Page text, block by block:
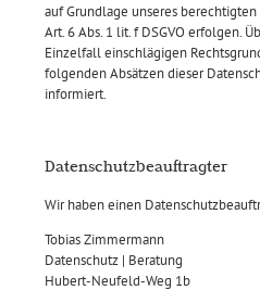
auf Grundlage unseres berechtigten
Art. 6 Abs. 1 lit. f DSGVO erfolgen.
Einzelfall einschlägigen
folgenden Absätzen dieser
informiert.
Datenschutz­beauftragter
Wir haben einen
Tobias Zimmermann
Datenschutz | Beratung
Hubert-Neufeld-Weg 1b